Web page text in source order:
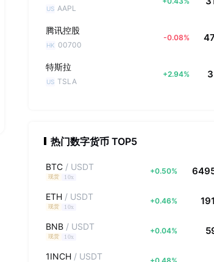
US AAPL
腾讯控股
HK 00700
-0.08%
特斯拉
US TSLA
+2.94%
热门数字货币 TOP5
BTC / USDT
现货 10x
+0.50%
ETH / USDT
现货 10x
+0.46%
BNB / USDT
现货 10x
+0.04%
1INCH / USDT +0.48%